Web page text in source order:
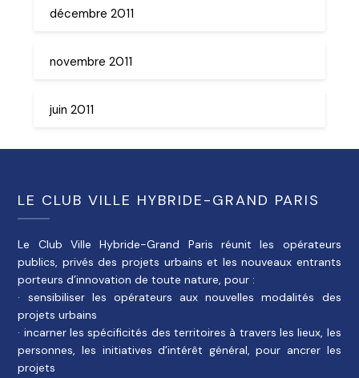
décembre 2011
novembre 2011
juin 2011
LE CLUB VILLE HYBRIDE-GRAND PARIS
Le Club Ville Hybride-Grand Paris réunit les opérateurs
publics, privés des projets urbains et les nouveaux entrants
porteurs d’innovation de toute nature, pour :
· sensibiliser les opérateurs aux nouvelles modalités des
projets urbains
· incarner les spécificités des territoires à travers les lieux, les
personnes, les initiatives d’intérêt général, pour ancrer les
projets